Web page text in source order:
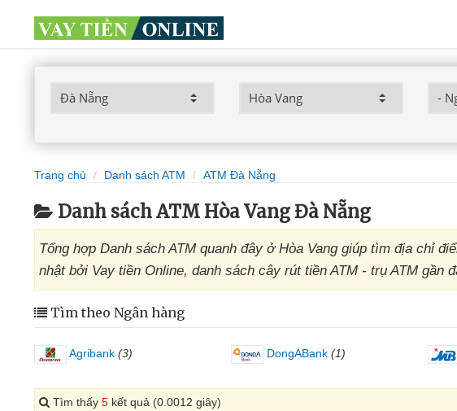
Trang chủ Danh sách ATM ATM Đà Nẵng
Danh sách ATM Hòa Vang Đà Nẵng
Tổng hợp Danh sách ATM quanh đây ở Hòa Vang giúp tìm địa chỉ
nhật bởi Vay tiền Online, danh sách cây rút tiền ATM - trụ ATM gần
Tìm theo Ngân hàng
Agribank (3) DongABank (1)
Tìm thấy 5 kết quả (0.0012 giây)